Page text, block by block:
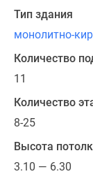
672
для
которых
спроектировано
100
видов
решений.
Тип здания
монолитно-
Количество
11
Количество
8-25
Высота
3.10 — 6.30